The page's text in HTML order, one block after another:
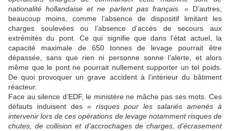
nationalité hollandaise et ne parlent pas français. »D’autres,
beaucoup moins, comme l’absence de dispositif limitant les
charges soulevées ou l’absence d’accès de secours aux
extrémités du pont. Ce qui signifie que dans l’état actuel, la
capacité maximale de 650 tonnes de levage pourrait être
dépassée, sans que rien ni personne sonne l’alerte, et alors
même que le pont ne pourrait nullement supporter un tel poids.
De quoi provoquer un grave accident à l’intérieur du bâtiment
réacteur.
Face au silence d’EDF, le ministère ne mâche pas ses mots. Ces
défauts induisent des « risques pour les salariés amenés à
intervenir lors de ces opérations de levage notamment risques de
chutes, de collision et d’accrochages de charges, d’écrasement